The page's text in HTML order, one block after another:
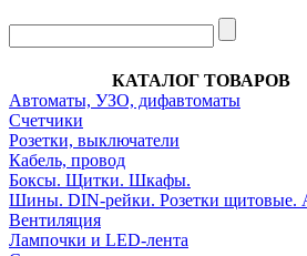
КАТАЛОГ ТОВАРОВ
Автоматы, УЗО, дифавтоматы
Счетчики
Розетки, выключатели
Кабель, провод
Боксы. Щитки. Шкафы.
Шины. DIN-рейки. Розетки щитовые.
Вентиляция
Лампочки и LED-лента